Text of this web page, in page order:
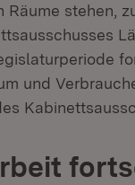
stehen,
und